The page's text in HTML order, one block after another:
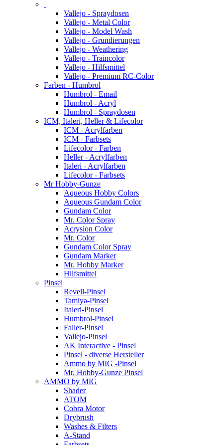
Vallejo - Spraydosen
Vallejo - Metal Color
Vallejo - Model Wash
Vallejo - Grundierungen
Vallejo - Weathering
Vallejo - Traincolor
Vallejo - Hilfsmittel
Vallejo - Premium RC-Color
Farben - Humbrol
Humbrol - Email
Humbrol - Acryl
Humbrol - Spraydosen
ICM, Italeri, Heller & Lifecolor
ICM - Acrylfarben
ICM - Farbsets
Lifecolor - Farben
Heller - Acrylfarben
Italeri - Acrylfarben
Lifecolor - Farbsets
Mr Hobby-Gunze
Aqueous Hobby Colors
Aqueous Gundam Color
Gundam Color
Mr. Color Spray
Acrysion Color
Mr. Color
Gundam Color Spray
Gundam Marker
Mr. Hobby Marker
Hilfsmittel
Pinsel
Revell-Pinsel
Tamiya-Pinsel
Italeri-Pinsel
Humbrol-Pinsel
Faller-Pinsel
Vallejo-Pinsel
AK Interactive - Pinsel
Pinsel - diverse Hersteller
Ammo by MIG -Pinsel
Mr. Hobby-Gunze Pinsel
AMMO by MIG
Shader
ATOM
Cobra Motor
Drybrush
Washes & Filters
A-Stand